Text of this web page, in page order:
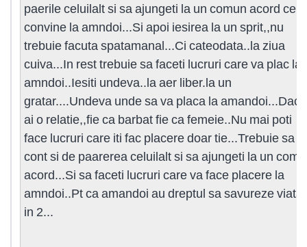
paerile celuilalt si sa ajungeti la un comun acord ce
convine la amndoi...Si apoi iesirea la un sprit,,nu
trebuie facuta spatamanal...Ci cateodata..la ziua
cuiva...In rest trebuie sa faceti lucruri care va plac la
amndoi..Iesiti undeva..la aer liber.la un
gratar....Undeva unde sa va placa la amandoi...Daca
ai o relatie,,fie ca barbat fie ca femeie..Nu mai poti
face lucruri care iti fac placere doar tie...Trebuie sa
cont si de paarerea celuilalt si sa ajungeti la un
acord...Si sa faceti lucruri care va face placere la
amndoi..Pt ca amandoi au dreptul sa savureze viata
in 2...